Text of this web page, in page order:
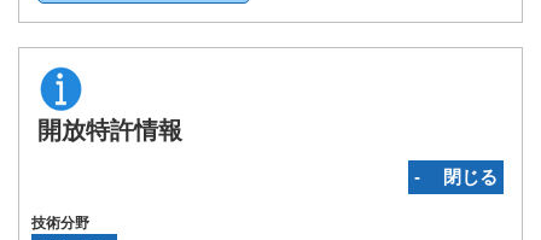
開放特許情報
‐ 閉じる
技術分野